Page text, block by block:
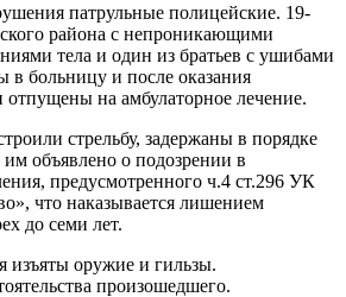
патрульные полицейские. 19-
района с непроникающими
тела и один из братьев с ушибами
в больницу и после оказания
на амбулаторное лечение.
стрельбу, задержаны в порядке
объявлено о подозрении в
предусмотренного ч.4 ст.296 УК
что наказывается лишением
до семи лет.
изъяты оружие и гильзы.
произошедшего.